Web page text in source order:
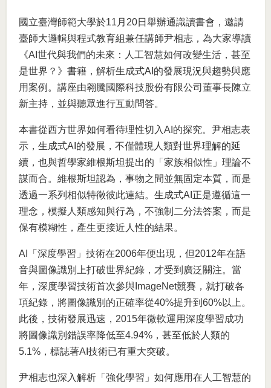
國立臺灣師範大學於11月20日舉辦通識讀書會，邀請
臺師大邏輯與程式教育組兼任講師尹相志，為大家導讀
《AI世代與我們的未來：人工智慧如何改變生活，甚至
是世界？》書籍，解析生成式AI的發展現況與趨勢與應
用案例。講座由翱騰國際科技股份有限公司董事長陳立
新主持，並與聽眾進行互動問答。
本書從西方世界如何看待理性切入AI的探究。尹相志表
示，生成式AI的發展，不僅體現人類對世界理解的延
續，也與哲學家維根斯坦提出的「家族相似性」理論不
謀而合。維根斯坦認為，事物之間並無固定本質，而是
透過一系列相似特徵彼此連結。生成式AI正是遵循這一
理念，模擬人類感知與行為，不強制二分法答案，而是
保有模糊性，產生更接近人性的結果。
AI「深度學習」技術在2006年便出現，但2012年在語
音與圖像識別上打破世界紀錄，才受到廣泛關注。當
年，深度學習技術首次參與ImageNet競賽，就打破各
項紀錄，將圖像識別的正確率從40%提升到60%以上。
此後，技術發展迅速，2015年微軟運用深度學習成功
將圖像識別錯誤率降低至4.94%，甚至低於人類的
5.1%，標誌著AI技術已有重大突破。
尹相志也深入解析「強化學習」如何應用在人工智慧的